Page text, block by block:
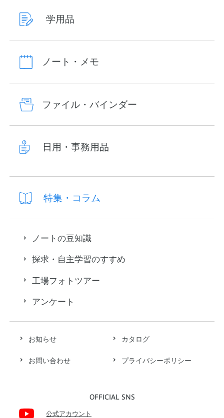
お知らせ カタログ
お問い合わせ プライバシーポリシー
OFFICIAL SNS
公式アカウント
学用品
ノート・メモ
ファイル・バインダー
日用・事務用品
特集・コラム
ノートの豆知識
探求・自主学習のすすめ
工場フォトツアー
アンケート